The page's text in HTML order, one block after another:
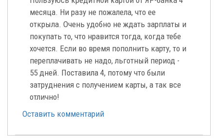
месяца. Ни разу не пожалела, что ее
открыла. Очень удобно не ждать зарплаты и
покупать то, что нравится тогда, когда тебе
хочется. Если во время пополнить карту, то и
переплачивать не надо, льготный период -
55 дней. Поставила 4, потому что были
затруднения с получением карты, а так все
отлично!
Оставить комментарий